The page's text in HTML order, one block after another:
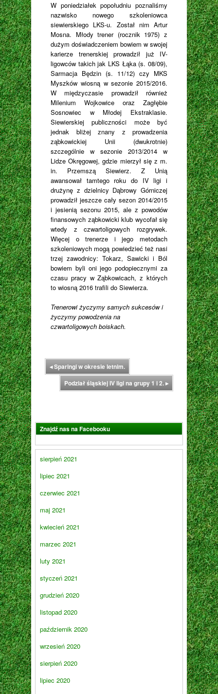
W poniedziałek popołudniu poznaliśmy
nazwisko nowego szkoleniowca
siewierskiego LKS-u. Został nim Artur
Mosna. Młody trener (rocznik 1975) z
dużym doświadczeniem bowiem w swojej
karierze trenerskiej prowadził już IV-
ligowców takich jak LKS Łąka (s. 08/09),
Sarmacja Będzin (s. 11/12) czy MKS
Myszków wiosną w sezonie 2015/2016.
W międzyczasie prowadził również
Milenium Wojkowice oraz Zagłębie
Sosnowiec w Młodej Ekstraklasie.
Siewierskiej publiczności może być
jednak bliżej znany z prowadzenia
ząbkowickiej Unii (dwukrotnie)
szczególnie w sezonie 2013/2014 w
Lidze Okręgowej, gdzie mierzył się z m.
in. Przemszą Siewierz. Z Unią
awansował tamtego roku do IV ligi i
drużynę z dzielnicy Dąbrowy Górniczej
prowadził jeszcze cały sezon 2014/2015
i jesienią sezonu 2015, ale z powodów
finansowych ząbkowicki klub wycofał się
wtedy z czwartoligowych rozgrywek.
Więcej o trenerze i jego metodach
szkoleniowych mogą powiedzieć też nasi
trzej zawodnicy: Tokarz, Sawicki i Ból
bowiem byli oni jego podopiecznymi za
czasu pracy w Ząbkowicach, z których
to wiosną 2016 trafili do Siewierza.
Trenerowi życzymy samych sukcesów i
życzymy powodzenia na
czwartoligowych boiskach.
◂Sparingi w okresie letnim.
Podział śląskiej IV ligi na grupy 1 i 2.▸
Znajdź nas na Facebooku
sierpień 2021
lipiec 2021
czerwiec 2021
maj 2021
kwiecień 2021
marzec 2021
luty 2021
styczeń 2021
grudzień 2020
listopad 2020
październik 2020
wrzesień 2020
sierpień 2020
lipiec 2020